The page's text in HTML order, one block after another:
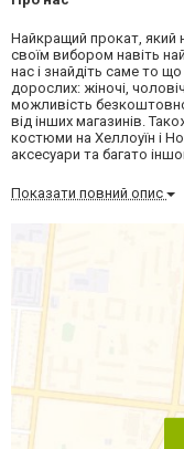
Найкращий прокат, який
своїм вибором навіть
нас і знайдіть саме то
дорослих: жіночі,
можливість
від інших магазинів.
костюми на Хеллоуїн і
аксесуари та багато
Показати повний опис